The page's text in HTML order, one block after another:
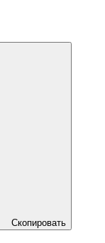
Скопировать